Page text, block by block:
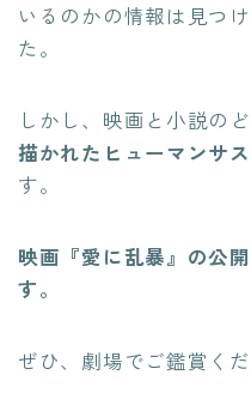
いるのかの情報は見つ
た。
しかし、映画と小説の
描かれたヒューマンサ
す。
映画『愛に乱暴』の公
す。
ぜひ、劇場でご鑑賞くだ